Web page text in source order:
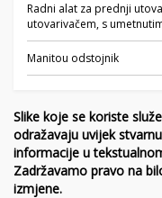
Radni alat za prednji
utovarivačem, s
Manitou odstojnik
Slike koje se koriste
odražavaju uvijek
informacije u
Zadržavamo pravo na
izmjene.